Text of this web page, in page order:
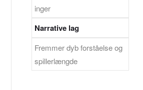
inger
Narrative lag
Fremmer dyb forståelse og
spillerlængde